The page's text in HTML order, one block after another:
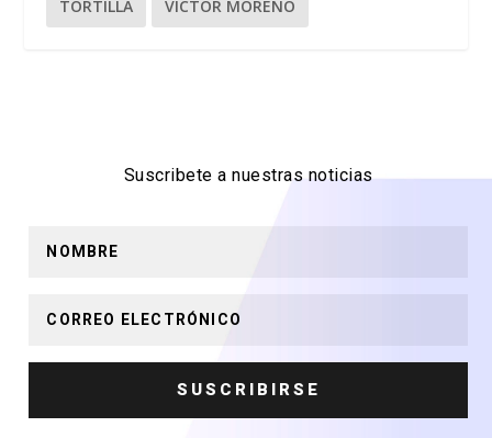
TORTILLA VICTOR MORENO
Suscribete a nuestras noticias
SUSCRIBIRSE